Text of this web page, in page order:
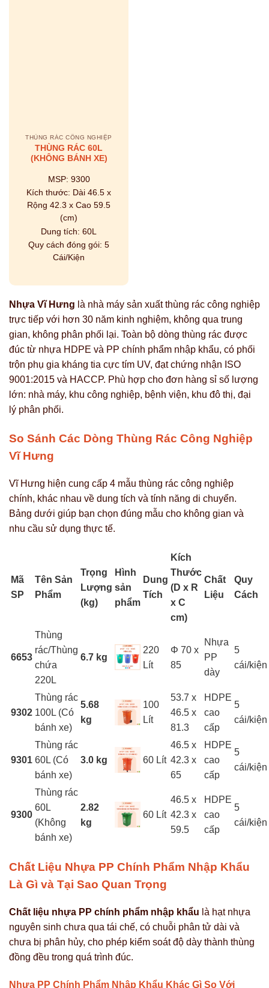
THÙNG RÁC CÔNG NGHIỆP
THÙNG RÁC 60L
(KHÔNG BÁNH XE)
MSP: 9300
Kích thước: Dài 46.5 x
Rộng 42.3 x Cao 59.5
(cm)
Dung tích: 60L
Quy cách đóng gói: 5
Cái/Kiện
Nhựa Vĩ Hưng là nhà máy sản xuất thùng rác công nghiệp
trực tiếp với hơn 30 năm kinh nghiệm, không qua trung
gian, không phân phối lại. Toàn bộ dòng thùng rác được
đúc từ nhựa HDPE và PP chính phẩm nhập khẩu, có phối
trộn phụ gia kháng tia cực tím UV, đạt chứng nhận ISO
9001:2015 và HACCP. Phù hợp cho đơn hàng sỉ số lượng
lớn: nhà máy, khu công nghiệp, bệnh viện, khu đô thị, đại
lý phân phối.
So Sánh Các Dòng Thùng Rác Công Nghiệp
Vĩ Hưng
Vĩ Hưng hiện cung cấp 4 mẫu thùng rác công nghiệp
chính, khác nhau về dung tích và tính năng di chuyển.
Bảng dưới giúp bạn chọn đúng mẫu cho không gian và
nhu cầu sử dụng thực tế.
Mã
SP
Tên Sản
Phẩm
Trọng
Lượng
(kg)
Hình
sản
phẩm
Dung
Tích
Kích
Thước
(D x R
x C
cm)
Chất
Liệu
Quy
Cách
6653
Thùng
rác/Thùng
chứa
220L
6.7 kg
220
Lít
Φ 70 x
85
Nhựa
PP
dày
5
cái/kiện
9302
Thùng rác
100L (Có
bánh xe)
5.68
kg
100
Lít
53.7 x
46.5 x
81.3
HDPE
cao
cấp
5
cái/kiện
9301
Thùng rác
60L (Có
bánh xe)
3.0 kg 60 Lít
46.5 x
42.3 x
65
HDPE
cao
cấp
5
cái/kiện
9300
Thùng rác
60L
(Không
bánh xe)
2.82
kg
60 Lít
46.5 x
42.3 x
59.5
HDPE
cao
cấp
5
cái/kiện
Chất Liệu Nhựa PP Chính Phẩm Nhập Khẩu
Là Gì và Tại Sao Quan Trọng
Chất liệu nhựa PP chính phẩm nhập khẩu là hạt nhựa
nguyên sinh chưa qua tái chế, có chuỗi phân tử dài và
chưa bị phân hủy, cho phép kiểm soát độ dày thành thùng
đồng đều trong quá trình đúc.
Nhựa PP Chính Phẩm Nhập Khẩu Khác Gì So Với